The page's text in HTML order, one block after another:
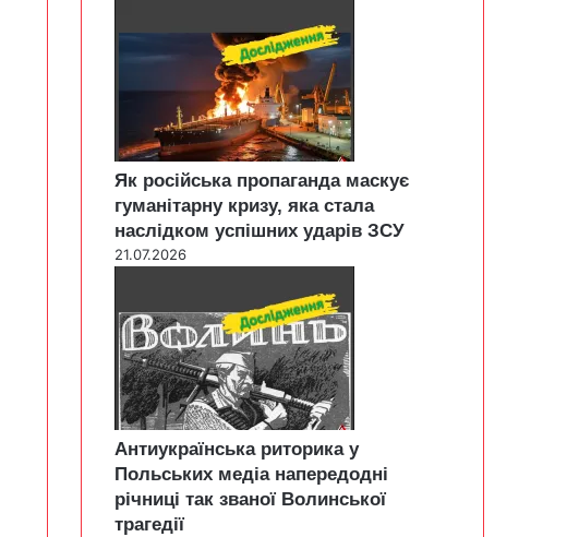
Як російська пропаганда маскує
гуманітарну кризу, яка стала
наслідком успішних ударів ЗСУ
21.07.2026
Антиукраїнська риторика у
Польських медіа напередодні
річниці так званої Волинської
трагедії